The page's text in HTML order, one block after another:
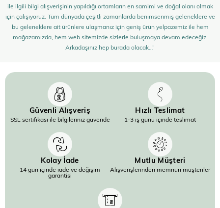
ile ilgili bilgi alışverişinin yapıldığı ortamların en samimi ve doğal olanı olmak
için çalışıyoruz. Tüm dünyada çeşitli zamanlarda benimsenmiş geleneklere ve
bu geleneklere ait ürünlere ulaşmanız için geniş ürün yelpazemiz ile hem
mağazamızda, hem web sitemizde sizlerle buluşmaya devam edeceğiz.
Arkadaşınız hep burada olacak…”
Güvenli Alışveriş
SSL sertifikası ile bilgileriniz güvende
Hızlı Teslimat
1-3 iş günü içinde teslimat
Kolay İade
14 gün içinde iade ve değişim
garantisi
Mutlu Müşteri
Alışverişlerinden memnun müşteriler